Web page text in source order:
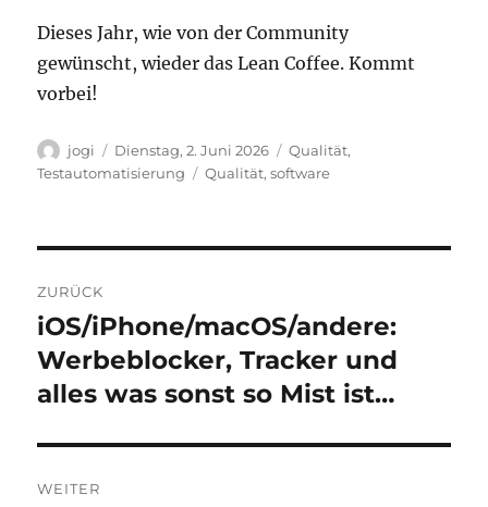
Dieses Jahr, wie von der Community
gewünscht, wieder das Lean Coffee. Kommt
vorbei!
Autor
jogi
Veröffentlicht
am
Dienstag, 2. Juni 2026 Kategorien
Qualität,
Testautomatisierung
Schlagwörter
Qualität,software
ZURÜCK
Vorheriger
Beitrag:
iOS/iPhone/macOS/andere:
Werbeblocker, Tracker und
alles was sonst so Mist ist…
WEITER